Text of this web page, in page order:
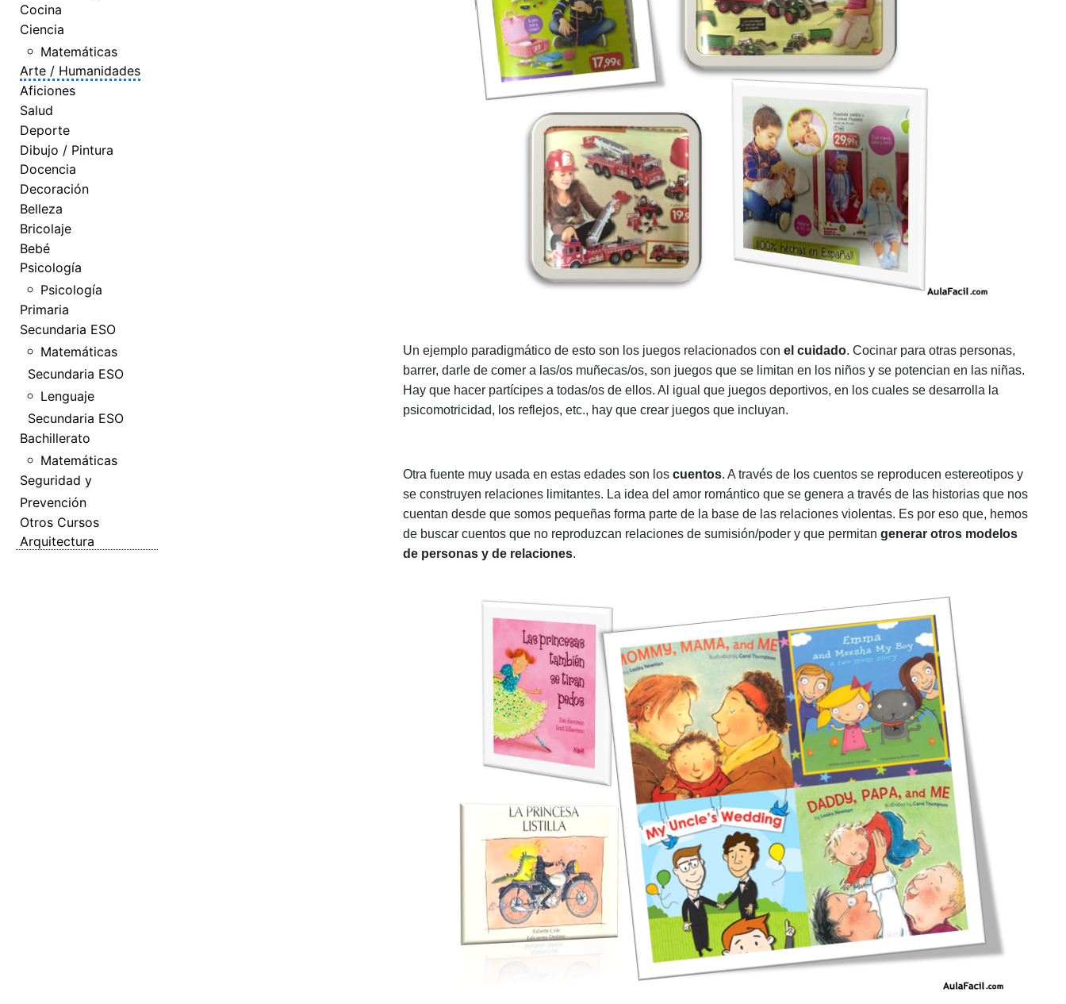
Cocina
Ciencia
Matemáticas
Arte / Humanidades
Aficiones
Salud
Deporte
Dibujo / Pintura
Docencia
Decoración
Belleza
Bricolaje
Bebé
Psicología
Psicología
Primaria
Secundaria ESO
Matemáticas
Secundaria ESO
Lenguaje
Secundaria ESO
Bachillerato
Matemáticas
Seguridad y
Prevención
Otros Cursos
Arquitectura
Un ejemplo paradigmático de esto son los juegos relacionados con el cuidado. Cocinar para otras personas,
barrer, darle de comer a las/os muñecas/os, son juegos que se limitan en los niños y se potencian en las niñas.
Hay que hacer partícipes a todas/os de ellos. Al igual que juegos deportivos, en los cuales se desarrolla la
psicomotricidad, los reflejos, etc., hay que crear juegos que incluyan.
Otra fuente muy usada en estas edades son los cuentos. A través de los cuentos se reproducen estereotipos y
se construyen relaciones limitantes. La idea del amor romántico que se genera a través de las historias que nos
cuentan desde que somos pequeñas forma parte de la base de las relaciones violentas. Es por eso que, hemos
de buscar cuentos que no reproduzcan relaciones de sumisión/poder y que permitan generar otros modelos
de personas y de relaciones.